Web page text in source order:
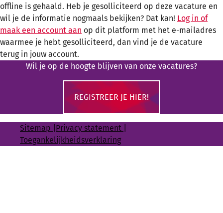
offline is gehaald. Heb je gesolliciteerd op deze vacature en
wil je de informatie nogmaals bekijken? Dat kan! Log in of
maak een account aan op dit platform met het e-mailadres
waarmee je hebt gesolliciteerd, dan vind je de vacature
terug in jouw account.
Wil je op de hoogte blijven van onze vacatures?
REGISTREER JE HIER!
Sitemap Privacy statement
Toegankelijkheidsverklaring